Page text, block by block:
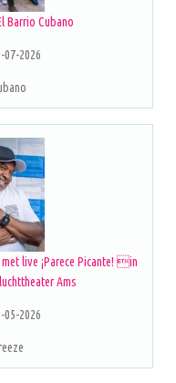
Barrio Cubano
07-2026
met live ¡Parece Picante! in
Ams
05-2026